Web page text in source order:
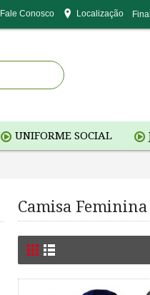
Fale Conosco Localização
UNIFORME SOCIAL
Camisa Feminina